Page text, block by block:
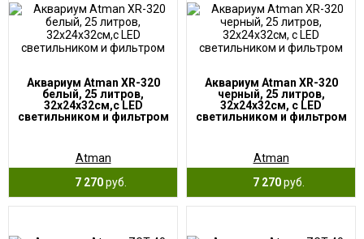
Аквариум Atman XR-320
белый, 25 литров,
32х24х32см,с LED
светильником и фильтром
Atman
7 270руб.
Аквариум Atman XR-320
черный, 25 литров,
32х24х32см, с LED
светильником и фильтром
Atman
7 270руб.